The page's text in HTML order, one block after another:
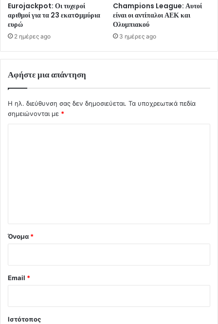
Eurojackpot: Οι τυχεροί
αριθμοί για τα 23 εκατoμμύρια
ευρώ
2 ημέρες ago
Champions League: Αυτοί
είναι οι αντίπαλοι ΑΕΚ και
Ολυμπιακού
3 ημέρες ago
Αφήστε μια απάντηση
Η ηλ. διεύθυνση σας δεν δημοσιεύεται. Τα υποχρεωτικά πεδία
σημειώνονται με *
Όνομα *
Email *
Ιστότοπος